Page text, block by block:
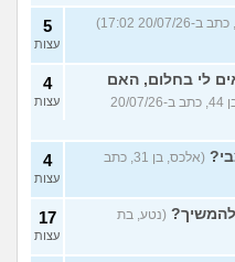
5
עצות
לי בחלום, האם
(אב עובד, בן 44, כתב ב-20/07/26
4
עצות
(אלכס, בן 31, כתב
4
עצות
להמשיך? (נטע, בת
17
עצות